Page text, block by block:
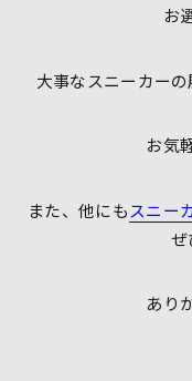
お
大事なスニーカー
お気
また、他にもスニー
ぜ
あり